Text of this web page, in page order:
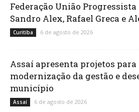
Federação União
Sandro Alex, Rafael Greca e
Curitiba 6 de agosto de 2026
Assaí apresenta projetos para
modernização da gestão e
município
Assaí 6 de agosto de 2026